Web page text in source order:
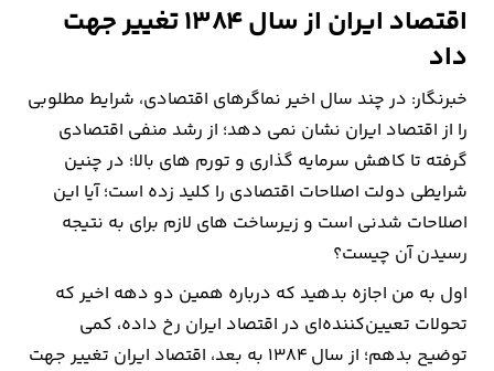
اقتصاد ایران از سال ۱۳۸۴ تغییر جهت
داد
خبرنگار: در چند سال اخیر نماگرهای اقتصادی، شرایط مطلوبی
را از اقتصاد ایران نشان نمی دهد؛ از رشد منفی اقتصادی
گرفته تا کاهش سرمایه گذاری و تورم های بالا؛ در چنین
شرایطی دولت اصلاحات اقتصادی را کلید زده است؛ آیا این
اصلاحات شدنی است و زیرساخت های لازم برای به نتیجه
رسیدن آن چیست؟
اول به من اجازه بدهید که درباره همین دو دهه اخیر که
تحولات تعیین‌کننده‌ای در اقتصاد ایران رخ داده، کمی
توضیح بدهم؛ از سال ۱۳۸۴ به بعد، اقتصاد ایران تغییر جهت